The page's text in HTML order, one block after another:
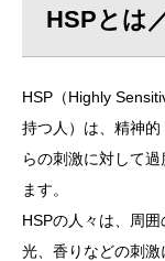
HSPとは
HSP（Highly
持つ人）は、精神
らの刺激に対して
ます。
HSPの人々は、周
光、香りなどの刺激